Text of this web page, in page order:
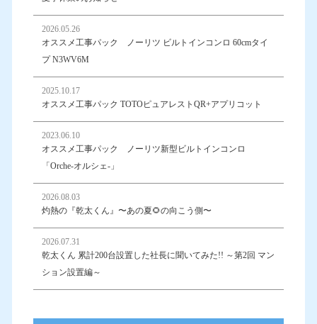
2026.05.26
オススメ工事パック ノーリツ ビルトインコンロ 60cmタイ
プ N3WV6M
2025.10.17
オススメ工事パック TOTOピュアレストQR+アプリコット
2023.06.10
オススメ工事パック ノーリツ新型ビルトインコンロ
「Orche-オルシェ-」
2026.08.03
灼熱の『乾太くん』〜あの夏🌻の向こう側〜
2026.07.31
乾太くん 累計200台設置した社長に聞いてみた!! ～第2回 マン
ション設置編～